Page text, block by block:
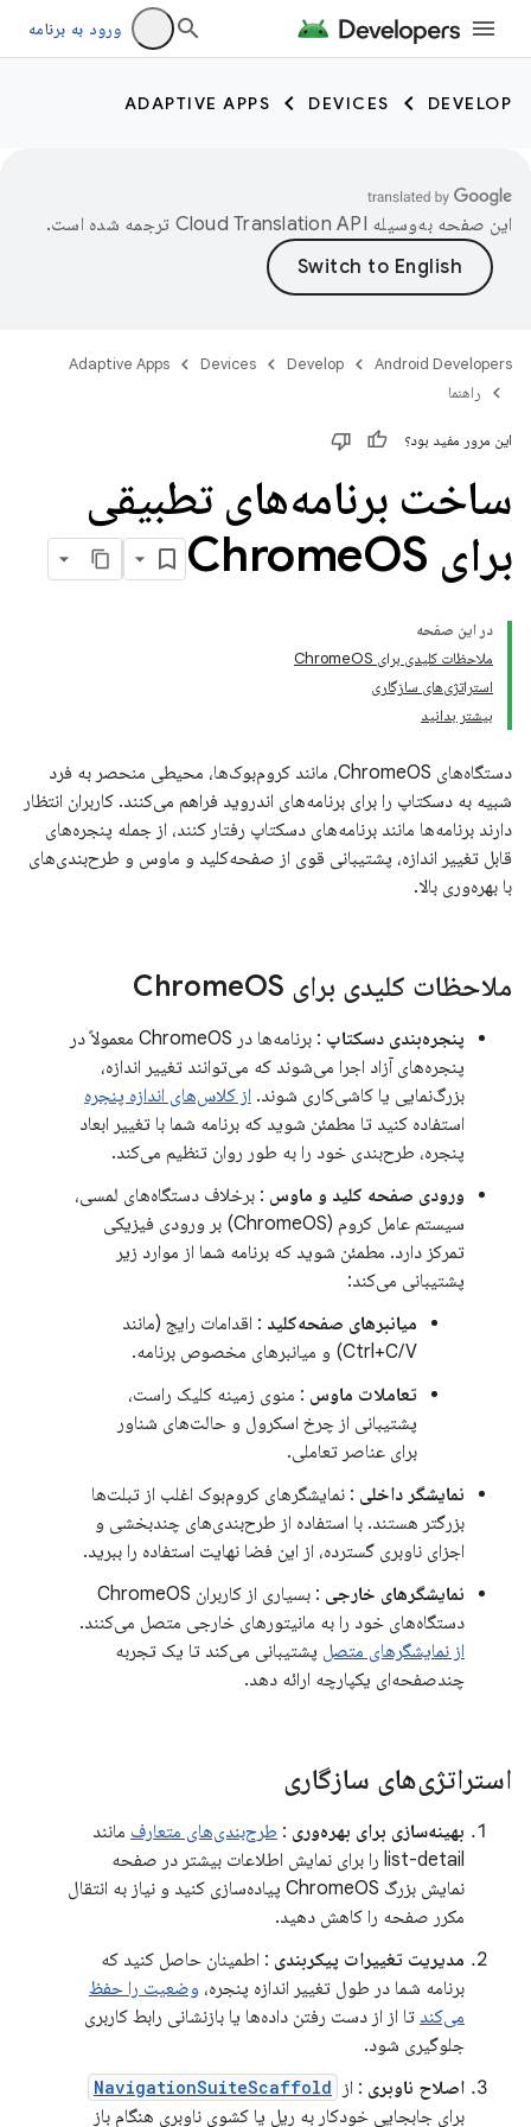
ورود به برنامه
DEVELOP
DEVICES
ADAPTIVE APPS
این صفحه به‌وسیله ترجمه شده است.
Android Developers
Develop
Devices
Adaptive Apps
راهنما
این مرور مفید بود؟
ساخت برنامه‌های تطبیقی ​​
برای Chrome OS
در این صفحه
ملاحظات کلیدی برای ChromeOS
استراتژی‌های سازگاری
بیشتر بدانید
دستگاه‌های ChromeOS، مانند کروم‌بوک‌ها، محیطی منحصر به فرد
شبیه به دسکتاپ را برای برنامه‌های اندروید فراهم می‌کنند. کاربران انتظار
دارند برنامه‌ها مانند برنامه‌های دسکتاپ رفتار کنند، از جمله پنجره‌های
قابل تغییر اندازه، پشتیبانی قوی از صفحه‌کلید و ماوس و طرح‌بندی‌های
با بهره‌وری بالا.
ملاحظات کلیدی برای Chrome OS
پنجره‌بندی دسکتاپ
: برنامه‌ها در ChromeOS معمولاً در
پنجره‌های آزاد اجرا می‌شوند که می‌توانند تغییر اندازه،
بزرگ‌نمایی یا کاشی‌کاری شوند. از کلاس‌های اندازه پنجره
استفاده کنید تا مطمئن شوید که برنامه شما با تغییر ابعاد
پنجره، طرح‌بندی خود را به طور روان تنظیم می‌کند.
ورودی صفحه کلید و ماوس : برخلاف دستگاه‌های لمسی،
سیستم عامل کروم (ChromeOS) بر ورودی فیزیکی
تمرکز دارد. مطمئن شوید که برنامه شما از موارد زیر
پشتیبانی می‌کند:
میانبرهای صفحه‌کلید : اقدامات رایج (مانند
Ctrl+C/V) و میانبرهای مخصوص برنامه.
تعاملات ماوس : منوی زمینه کلیک راست،
پشتیبانی از چرخ اسکرول و حالت‌های شناور
برای عناصر تعاملی.
نمایشگر داخلی : نمایشگرهای کروم‌بوک اغلب از تبلت‌ها
بزرگتر هستند. با استفاده از طرح‌بندی‌های چندبخشی و
اجزای ناوبری گسترده، از این فضا نهایت استفاده را ببرید.
نمایشگرهای خارجی
: بسیاری از کاربران ChromeOS
دستگاه‌های خود را به مانیتورهای خارجی متصل می‌کنند.
از نمایشگرهای متصل پشتیبانی می‌کند تا یک تجربه
چندصفحه‌ای یکپارچه ارائه دهد.
استراتژی‌های سازگاری
بهینه‌سازی برای بهره‌وری : طرح‌بندی‌های متعارف مانند
list-detail را برای نمایش اطلاعات بیشتر در صفحه
نمایش بزرگ ChromeOS پیاده‌سازی کنید و نیاز به انتقال
مکرر صفحه را کاهش دهید.
مدیریت تغییرات پیکربندی : اطمینان حاصل کنید که
برنامه شما در طول تغییر اندازه پنجره، وضعیت را حفظ
می‌کند تا از از دست رفتن داده‌ها یا بازنشانی رابط کاربری
جلوگیری شود.
اصلاح ناوبری : از NavigationSuiteScaffold
برای جابجایی خودکار به ریل یا کشوی ناوبری هنگام باز